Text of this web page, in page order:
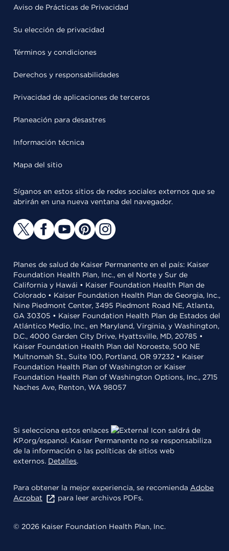
Aviso de Prácticas de Privacidad
Su elección de privacidad
Términos y condiciones
Derechos y responsabilidades
Privacidad de aplicaciones de terceros
Planeación para desastres
Información técnica
Mapa del sitio
Síganos en estos sitios de redes sociales externos que se
abrirán en una nueva ventana del navegador.
Planes de salud de Kaiser Permanente en el país: Kaiser
Foundation Health Plan, Inc., en el Norte y Sur de
California y Hawái • Kaiser Foundation Health Plan de
Colorado • Kaiser Foundation Health Plan de Georgia, Inc.,
Nine Piedmont Center, 3495 Piedmont Road NE, Atlanta,
GA 30305 • Kaiser Foundation Health Plan de Estados del
Atlántico Medio, Inc., en Maryland, Virginia, y Washington,
D.C., 4000 Garden City Drive, Hyattsville, MD, 20785 •
Kaiser Foundation Health Plan del Noroeste, 500 NE
Multnomah St., Suite 100, Portland, OR 97232 • Kaiser
Foundation Health Plan of Washington or Kaiser
Foundation Health Plan of Washington Options, Inc., 2715
Naches Ave, Renton, WA 98057
Si selecciona estos enlaces
saldrá de
KP.org/espanol. Kaiser Permanente no se responsabiliza
de la información o las políticas de sitios web
externos. Detalles.
Para obtener la mejor experiencia, se recomienda Adobe
Acrobat
para leer archivos PDFs.
© 2026 Kaiser Foundation Health Plan, Inc.